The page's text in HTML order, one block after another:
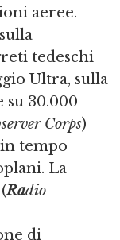
aeree.
tedeschi
Ultra, sulla
su 30.000
Corps)
tempo
La
Radio
di